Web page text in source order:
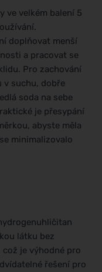
ve velkém balení 5
doplňovat menší
a pracovat se
Pro zachování
v suchu, dobře
soda na sebe
je přesypání
abyste měla
minimalizovalo
látku bez
je výhodné pro
řešení pro